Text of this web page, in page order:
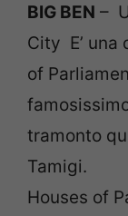
BIG BEN –
City E’ una
of
tramonto
Tamigi.
Houses of